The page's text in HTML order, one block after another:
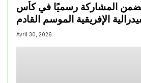
يضمن المشاركة رسميًا في كأس
Avril 30, 2026